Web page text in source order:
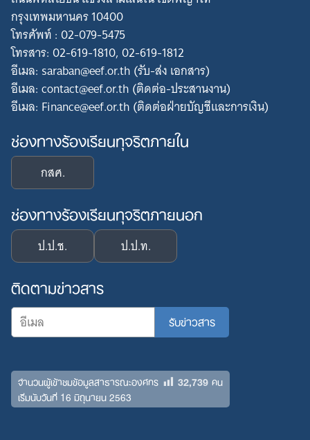
กรุงเทพมหานคร 10400
โทรศัพท์ : 02-079-5475
โทรสาร: 02-619-1810, 02-619-1812
อีเมล: saraban@eef.or.th (รับ-ส่ง เอกสาร)
อีเมล: contact@eef.or.th (ติดต่อ-ประสานงาน)
อีเมล: Finance@eef.or.th (ติดต่อฝ่ายบัญชีและการเงิน)
ช่องทางร้องเรียนทุจริตภายใน
กสศ.
ช่องทางร้องเรียนทุจริตภายนอก
ป.ป.ช. ป.ป.ท.
ติดตามข่าวสาร
จำนวนผู้เข้าชมข้อมูลสาธารณะองค์กร 32,739คน
เริ่มนับวันที่ 16 มิถุนายน 2563